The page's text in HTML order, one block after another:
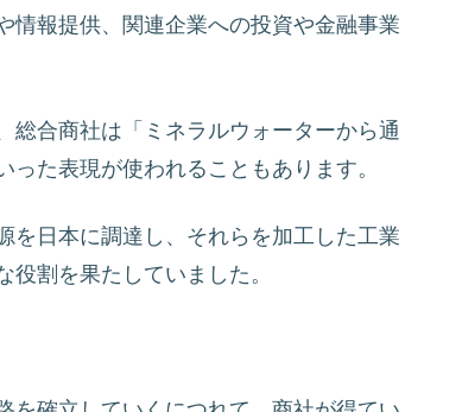
情報提供、関連企業への投資や金融事業
総合商社は「ミネラルウォーターから通
た表現が使われることもあります。
を日本に調達し、それらを加工した工業
割を果たしていました。